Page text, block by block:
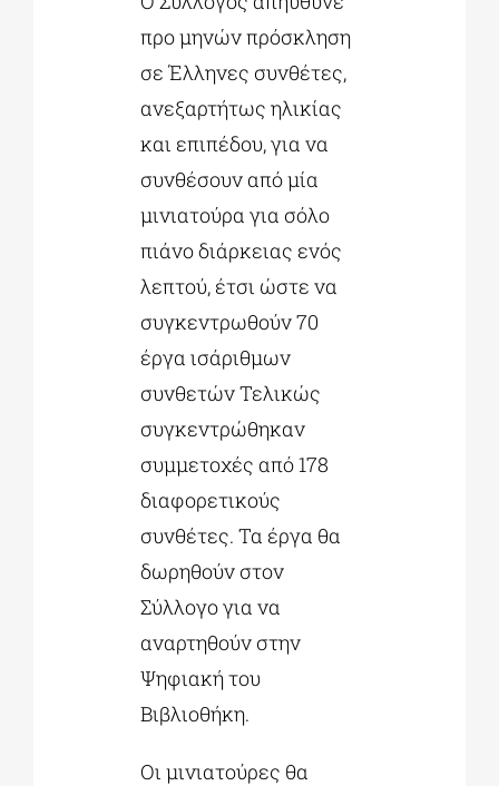
προ μηνών πρόσκληση
σε Έλληνες συνθέτες,
ανεξαρτήτως ηλικίας
και επιπέδου, για να
συνθέσουν από μία
μινιατούρα για σόλο
πιάνο διάρκειας ενός
λεπτού, έτσι ώστε να
συγκεντρωθούν 70
έργα ισάριθμων
συνθετών Τελικώς
συγκεντρώθηκαν
συμμετοχές από 178
διαφορετικούς
συνθέτες. Τα έργα θα
δωρηθούν στον
Σύλλογο για να
αναρτηθούν στην
Ψηφιακή του
Βιβλιοθήκη.
Οι μινιατούρες θα